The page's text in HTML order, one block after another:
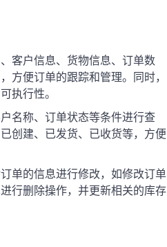
客户信息、货物信息、订单数
方便订单的跟踪和管理。同时，
执行性。
名称、订单状态等条件进行查
创建、已发货、已收货等，方便
单的信息进行修改，如修改订单
行删除操作，并更新相关的库存